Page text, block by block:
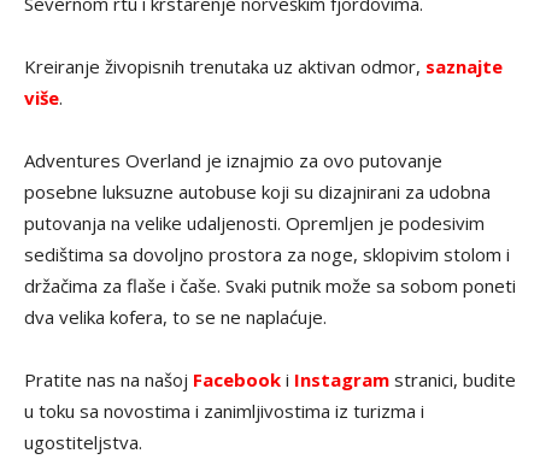
Kreiranje živopisnih trenutaka uz aktivan odmor, saznajte
više.
Adventures Overland je iznajmio za ovo putovanje
posebne luksuzne autobuse koji su dizajnirani za udobna
putovanja na velike udaljenosti. Opremljen je podesivim
sedištima sa dovoljno prostora za noge, sklopivim stolom i
držačima za flaše i čaše. Svaki putnik može sa sobom poneti
dva velika kofera, to se ne naplaćuje.
Pratite nas na našoj Facebook i Instagram stranici, budite
u toku sa novostima i zanimljivostima iz turizma i
ugostiteljstva.